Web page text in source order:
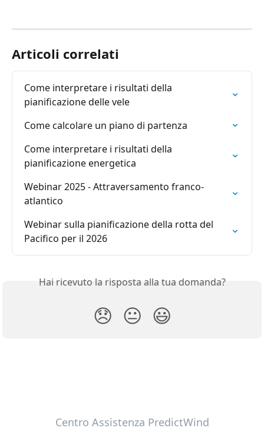
Articoli correlati
Come interpretare i risultati della
pianificazione delle vele
Come calcolare un piano di partenza
Come interpretare i risultati della
pianificazione energetica
Webinar 2025 - Attraversamento franco-
atlantico
Webinar sulla pianificazione della rotta del
Pacifico per il 2026
Hai ricevuto la risposta alla tua domanda?
😞 😐 😃
Centro Assistenza PredictWind